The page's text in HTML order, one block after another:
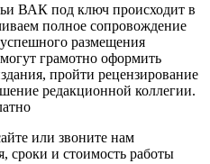
ВАК под ключ происходит в
полное сопровождение
размещения
грамотно оформить
пройти рецензирование
редакционной коллегии.
или звоните нам
сроки и стоимость работы